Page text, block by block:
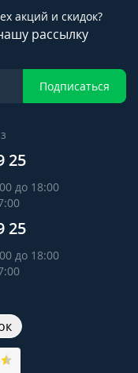
акций и скидок?
рассылку
Подписаться
25
до 18:00
25
до 18:00